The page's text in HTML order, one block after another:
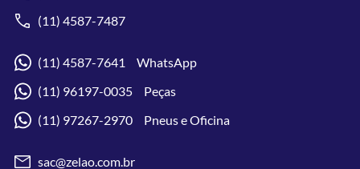
(11) 4587-7487
(11) 4587-7641 WhatsApp
(11) 96197-0035 Peças
(11) 97267-2970 Pneus e Oficina
sac@zelao.com.br